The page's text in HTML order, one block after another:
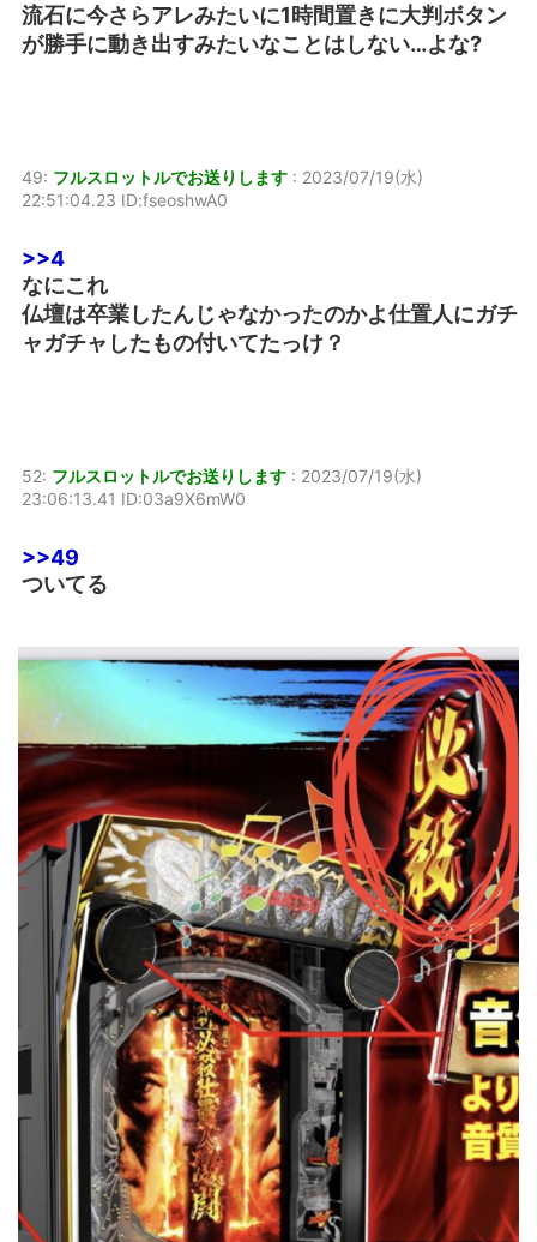
流石に今さらアレみたいに1時間置きに大判ボタン
が勝手に動き出すみたいなことはしない…よな?
49: フルスロットルでお送りします : 2023/07/19(水)
22:51:04.23 ID:fseoshwA0
>>4
なにこれ
仏壇は卒業したんじゃなかったのかよ仕置人にガチ
ャガチャしたもの付いてたっけ？
52: フルスロットルでお送りします : 2023/07/19(水)
23:06:13.41 ID:03a9X6mW0
>>49
ついてる